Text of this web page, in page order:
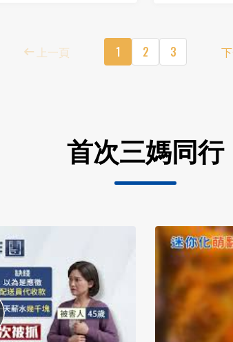
上一頁 1 2 3
首次三媽同行